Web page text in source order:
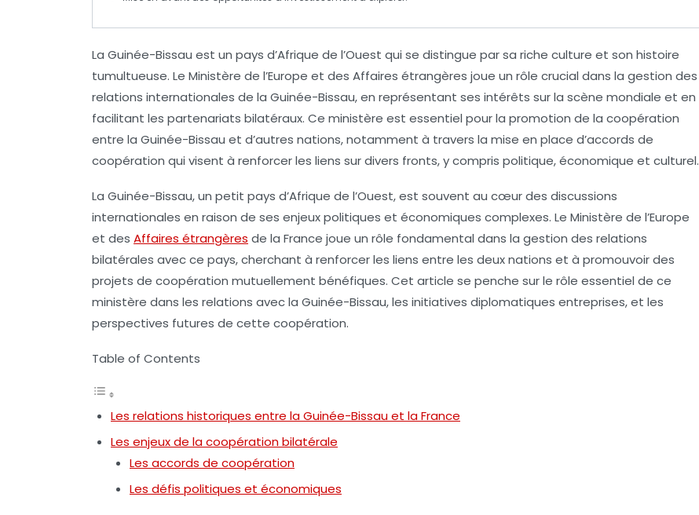
La Guinée-Bissau est un pays d’Afrique de l’Ouest qui se distingue par sa riche culture et son histoire
tumultueuse. Le Ministère de l’Europe et des Affaires étrangères joue un rôle crucial dans la gestion des
relations internationales de la Guinée-Bissau, en représentant ses intérêts sur la scène mondiale et en
facilitant les partenariats bilatéraux. Ce ministère est essentiel pour la promotion de la coopération
entre la Guinée-Bissau et d’autres nations, notamment à travers la mise en place d’accords de
coopération qui visent à renforcer les liens sur divers fronts, y compris politique, économique et culturel.
La Guinée-Bissau, un petit pays d’Afrique de l’Ouest, est souvent au cœur des discussions
internationales en raison de ses enjeux politiques et économiques complexes. Le Ministère de l’Europe
et des Affaires étrangères de la France joue un rôle fondamental dans la gestion des relations
bilatérales avec ce pays, cherchant à renforcer les liens entre les deux nations et à promouvoir des
projets de coopération mutuellement bénéfiques. Cet article se penche sur le rôle essentiel de ce
ministère dans les relations avec la Guinée-Bissau, les initiatives diplomatiques entreprises, et les
perspectives futures de cette coopération.
Table of Contents
Les relations historiques entre la Guinée-Bissau et la France
Les enjeux de la coopération bilatérale
Les accords de coopération
Les défis politiques et économiques